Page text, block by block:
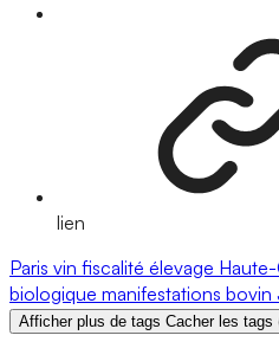
lien
Paris vin fiscalité élevage
biologique manifestations bovin
Afficher plus de tags Cacher les tags